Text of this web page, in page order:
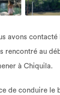
avons
rencontré au
à Chiquila.
de conduire le